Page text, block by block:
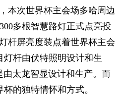
本次世界杯主会场多哈周边
多根智慧路灯正式点亮投
杆屏亮度装点着世界杯主会
灯杆由伏特照明设计和生
由太龙智显设计和生产。而
的独特情怀和方式。